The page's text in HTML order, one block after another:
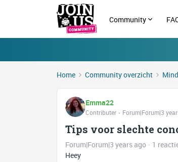
Community
Home Community overzicht
Emma22
Contributer Forum|Forum|3
Tips voor slechte
Forum|Forum|3 years ago 1
Heey